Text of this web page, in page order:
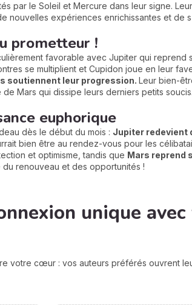
par le Soleil et Mercure dans leur signe.
nouvelles expériences enrichissantes et de
prometteur !
favorable avec Jupiter qui
se multiplient et Cupidon joue en leur
soutiennent leur progression. Leur bien-
Mars qui dissipe leurs derniers petits soucis.
euphorique
dès le début du mois : Jupiter redevient
bien être au rendez-vous pour les
et optimisme, tandis que Mars reprend
renouveau et des opportunités !
unique
votre cœur : vos auteurs préférés ouvrent